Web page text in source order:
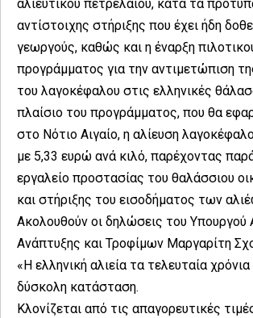
αλιευτικού πετρελαίου, κατά τα
αντίστοιχης στήριξης που έχει ήδη
γεωργούς, καθώς και η έναρξη
προγράμματος για την αντιμετώπιση
του λαγοκέφαλου στις ελληνικές
πλαίσιο του προγράμματος, που θα
στο Νότιο Αιγαίο, η αλίευση
με 5,33 ευρώ ανά κιλό, παρέχοντας
εργαλείο προστασίας του θαλάσσιου
και στήριξης του εισοδήματος των
Ακολουθούν οι δηλώσεις του Υπουργού
Ανάπτυξης και Τροφίμων Μαργαρίτη
«Η ελληνική αλιεία τα τελευταία
δύσκολη κατάσταση.
Κλονίζεται από τις απαγορευτικές